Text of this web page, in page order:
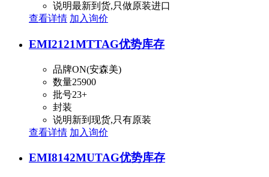
说明最新到货,只做原装进口
查看详情 加入询价
EMI2121MTTAG优势库存
品牌ON(安森美)
数量25900
批号23+
封装
说明新到现货,只有原装
查看详情 加入询价
EMI8142MUTAG优势库存